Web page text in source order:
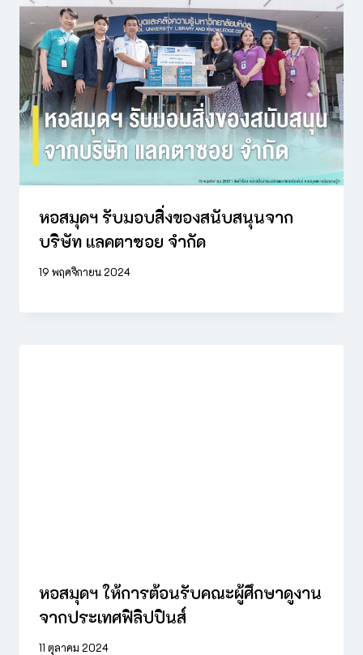
หอสมุดฯ รับมอบสิ่งของสนับสนุนจาก
บริษัท แลคตาซอย จำกัด
19 พฤศจิกายน 2024
หอสมุดฯ ให้การต้อนรับคณะผู้ศึกษาดูงาน
จากประเทศฟิลิปปินส์
11 ตุลาคม 2024